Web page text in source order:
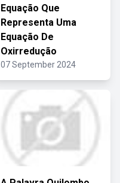
Equação Que
Representa Uma
Equação De
Oxirredução
07 September 2024